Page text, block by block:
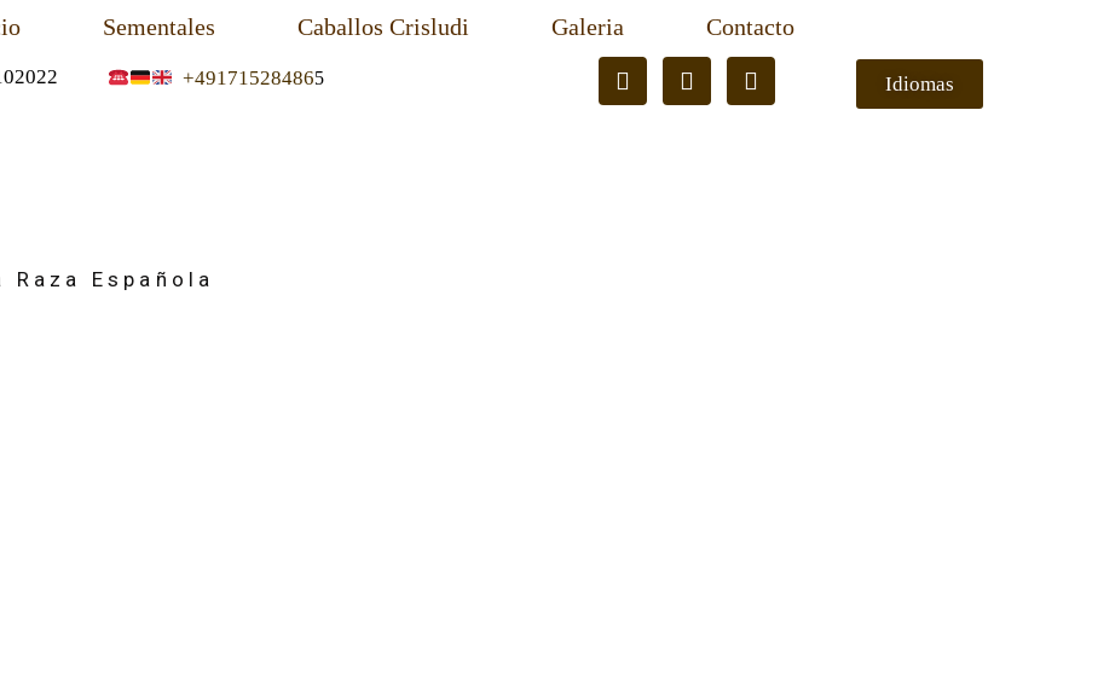
Sementales Caballos Crisludi Galeria Contacto
+491715284865 Idiomas
Raza Española